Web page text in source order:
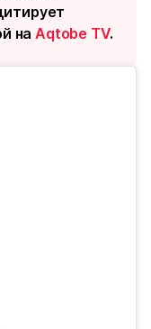
наAqtobe TV.